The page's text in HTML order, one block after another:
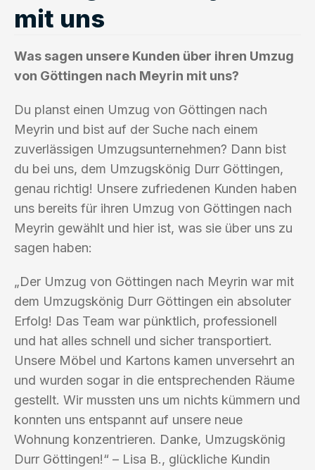
mit uns
Was sagen unsere Kunden über ihren Umzug
von Göttingen nach Meyrin mit uns?
Du planst einen Umzug von Göttingen nach
Meyrin und bist auf der Suche nach einem
zuverlässigen Umzugsunternehmen? Dann bist
du bei uns, dem Umzugskönig Durr Göttingen,
genau richtig! Unsere zufriedenen Kunden haben
uns bereits für ihren Umzug von Göttingen nach
Meyrin gewählt und hier ist, was sie über uns zu
sagen haben:
„Der Umzug von Göttingen nach Meyrin war mit
dem Umzugskönig Durr Göttingen ein absoluter
Erfolg! Das Team war pünktlich, professionell
und hat alles schnell und sicher transportiert.
Unsere Möbel und Kartons kamen unversehrt an
und wurden sogar in die entsprechenden Räume
gestellt. Wir mussten uns um nichts kümmern und
konnten uns entspannt auf unsere neue
Wohnung konzentrieren. Danke, Umzugskönig
Durr Göttingen!“ – Lisa B., glückliche Kundin